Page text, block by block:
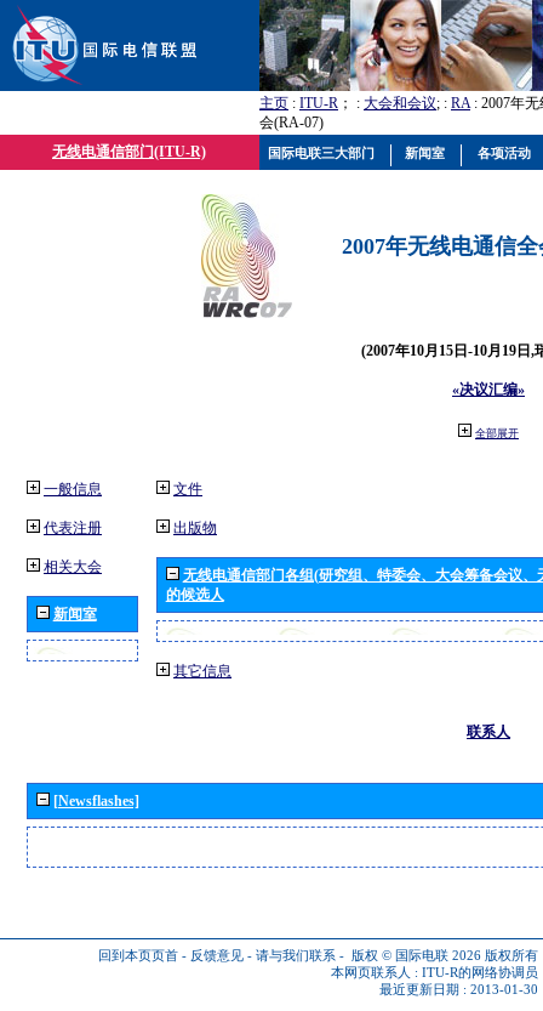
主页 : ITU-R ； : 大会和会议; : RA: 2007年
会(RA-07)
无线电通信部门(ITU-R)
2007年无线电通信
(2007年10月15日-10月19日,
«决议汇编»
全部展开
一般信息
代表注册
相关大会
新闻室
文件
出版物
无线电通信部门各组(研究组、特委会、大会筹备会议
的候选人
其它信息
联系人
[Newsflashes]
回到本页页首 - 反馈意见 - 请与我们联系 - 版权 © 国际电联 2026 版权所有
本网页联系人 : ITU-R的网络协调员
最近更新日期 : 2013-01-30
国际电联三大部门 新闻室 各项活动